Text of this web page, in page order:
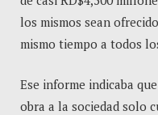
los mismos sean
mismo tiempo a todos
Ese informe indicaba
obra a la sociedad solo